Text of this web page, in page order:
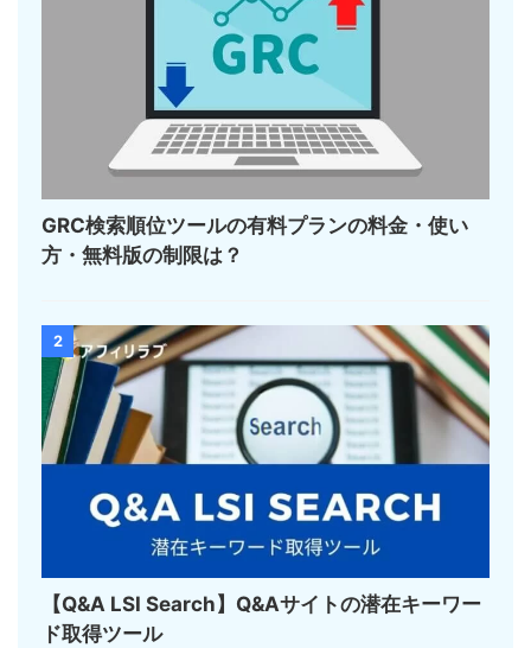
GRC検索順位ツールの有料プランの料金・使い
方・無料版の制限は？
2
【Q&A LSI Search】Q&Aサイトの潜在キーワー
ド取得ツール